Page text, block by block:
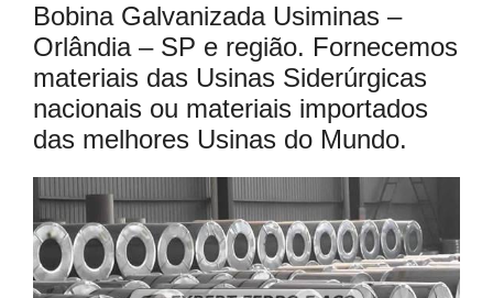
Bobina Galvanizada Usiminas –
Orlândia – SP e região. Fornecemos
materiais das Usinas Siderúrgicas
nacionais ou materiais importados
das melhores Usinas do Mundo.